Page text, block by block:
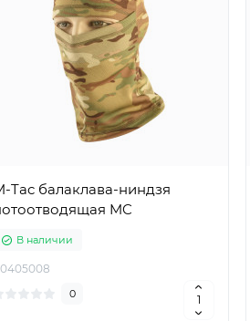
Tac балаклава-ниндзя
MC
В наличии
0